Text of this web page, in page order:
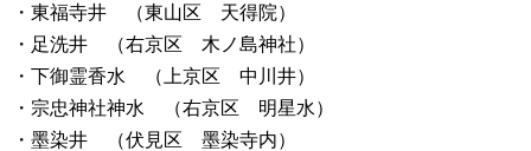
・東福寺井 （東山区 天得院）
・足洗井 （右京区 木ノ島神社）
・下御霊香水 （上京区 中川井）
・宗忠神社神水 （右京区 明星水）
・墨染井 （伏見区 墨染寺内）